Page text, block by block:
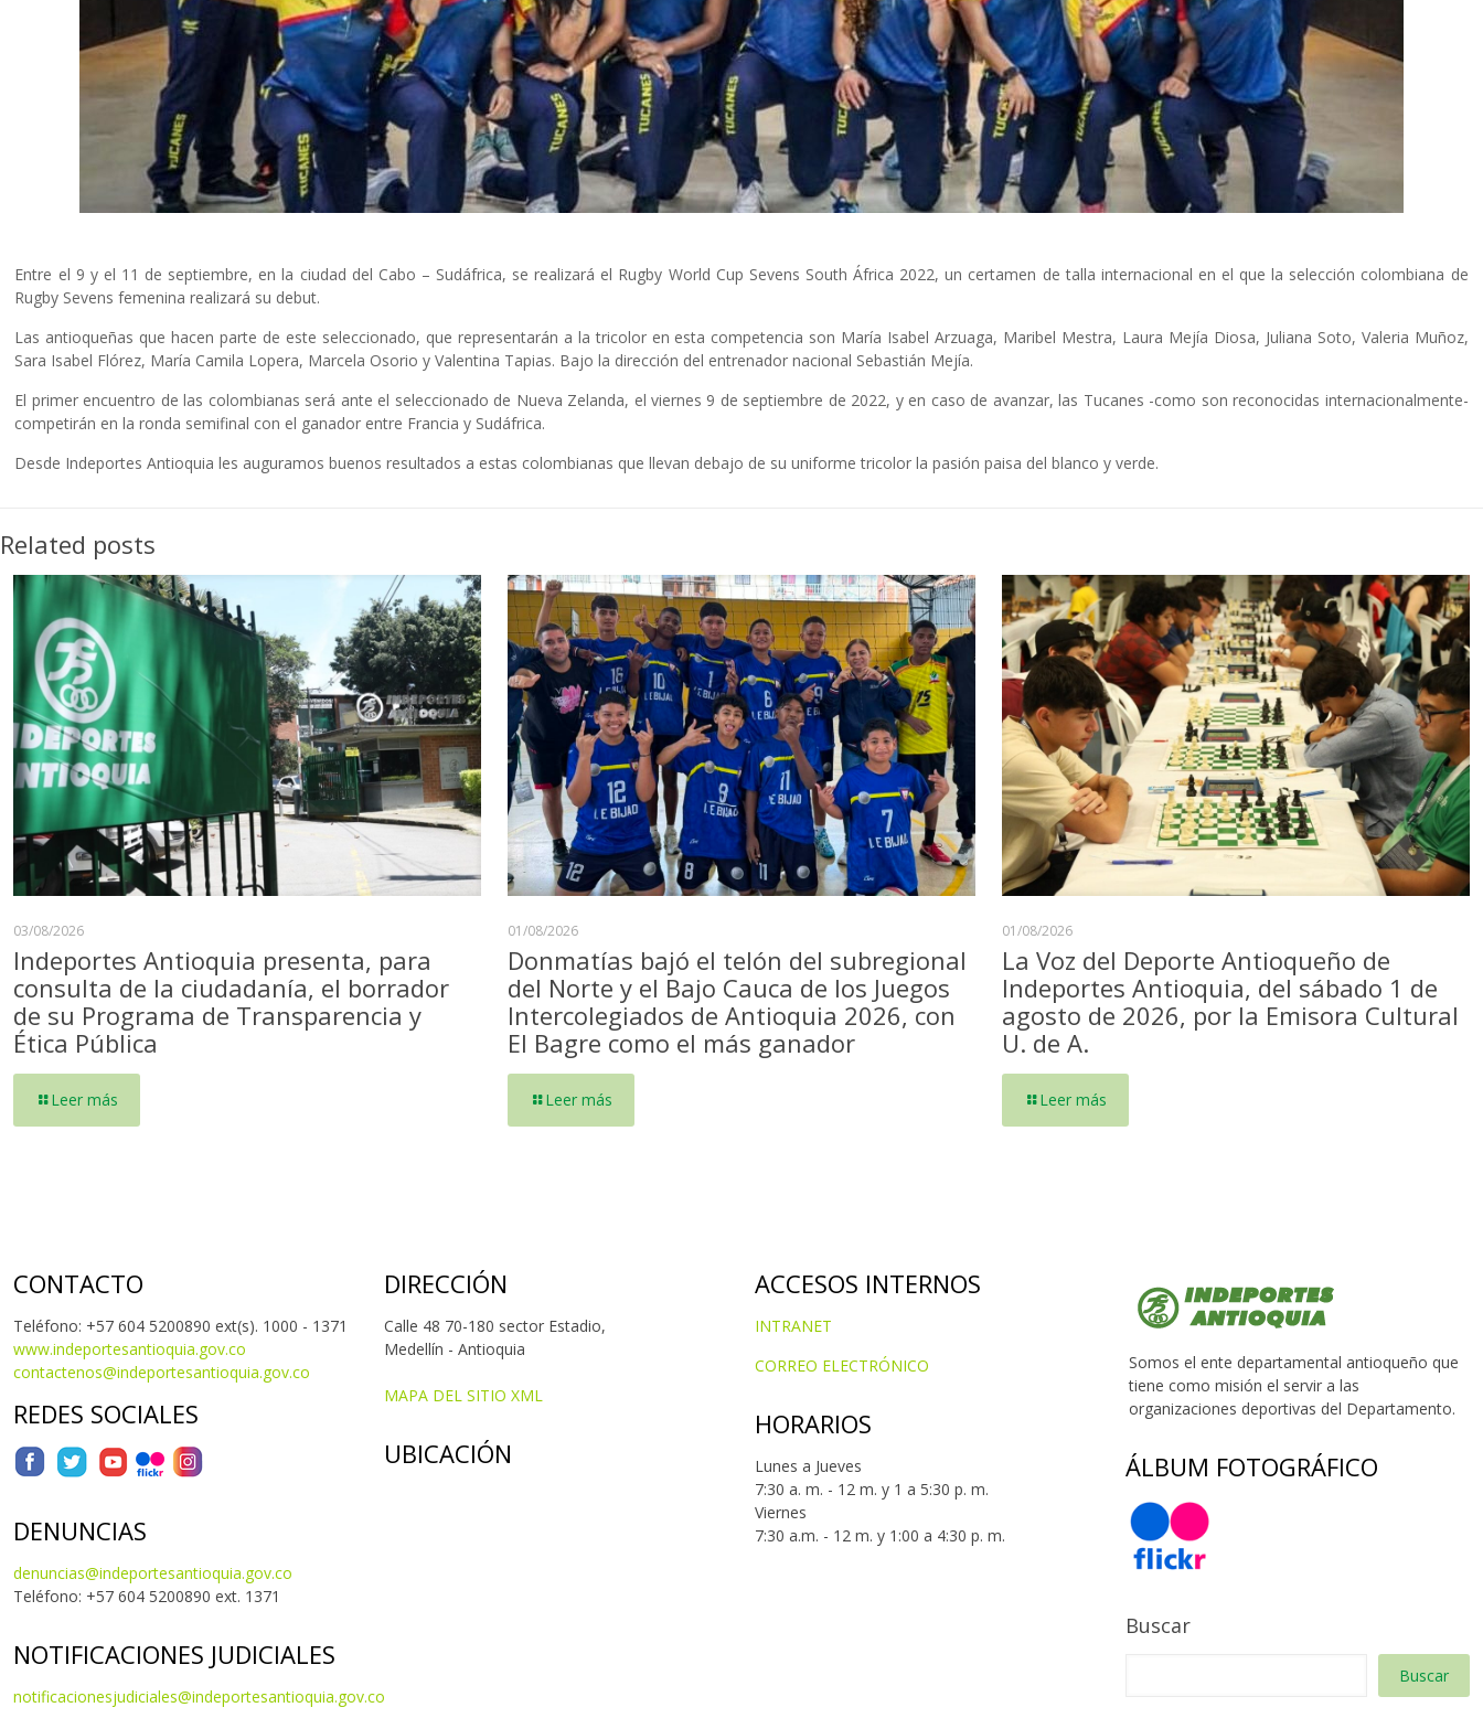
Entre el 9 y el 11 de septiembre, en la ciudad del Cabo – Sudáfrica, se realizará el Rugby World Cup Sevens South África 2022, un certamen de talla internacional en el que la selección colombiana de
Rugby Sevens femenina realizará su debut.
Las antioqueñas que hacen parte de este seleccionado, que representarán a la tricolor en esta competencia son María Isabel Arzuaga, Maribel Mestra, Laura Mejía Diosa, Juliana Soto, Valeria Muñoz,
Sara Isabel Flórez, María Camila Lopera, Marcela Osorio y Valentina Tapias. Bajo la dirección del entrenador nacional Sebastián Mejía.
El primer encuentro de las colombianas será ante el seleccionado de Nueva Zelanda, el viernes 9 de septiembre de 2022, y en caso de avanzar, las Tucanes -como son reconocidas internacionalmente-
competirán en la ronda semifinal con el ganador entre Francia y Sudáfrica.
Desde Indeportes Antioquia les auguramos buenos resultados a estas colombianas que llevan debajo de su uniforme tricolor la pasión paisa del blanco y verde.
Related posts
03/08/2026
Indeportes Antioquia presenta, para
consulta de la ciudadanía, el borrador
de su Programa de Transparencia y
Ética Pública
Leer más
01/08/2026
Donmatías bajó el telón del subregional
del Norte y el Bajo Cauca de los Juegos
Intercolegiados de Antioquia 2026, con
El Bagre como el más ganador
Leer más
01/08/2026
La Voz del Deporte Antioqueño de
Indeportes Antioquia, del sábado 1 de
agosto de 2026, por la Emisora Cultural
U. de A.
Leer más
CONTACTO
Teléfono: +57 604 5200890 ext(s). 1000 - 1371
www.indeportesantioquia.gov.co
contactenos@indeportesantioquia.gov.co
REDES SOCIALES
DENUNCIAS
denuncias@indeportesantioquia.gov.co
Teléfono: +57 604 5200890 ext. 1371
NOTIFICACIONES JUDICIALES
notificacionesjudiciales@indeportesantioquia.gov.co
DIRECCIÓN
Calle 48 70-180 sector Estadio,
Medellín - Antioquia
MAPA DEL SITIO XML
UBICACIÓN
ACCESOS INTERNOS
INTRANET
CORREO ELECTRÓNICO
HORARIOS
Lunes a Jueves
7:30 a. m. - 12 m. y 1 a 5:30 p. m.
Viernes
7:30 a.m. - 12 m. y 1:00 a 4:30 p. m.
Somos el ente departamental antioqueño que
tiene como misión el servir a las
organizaciones deportivas del Departamento.
ÁLBUM FOTOGRÁFICO
Buscar
Buscar